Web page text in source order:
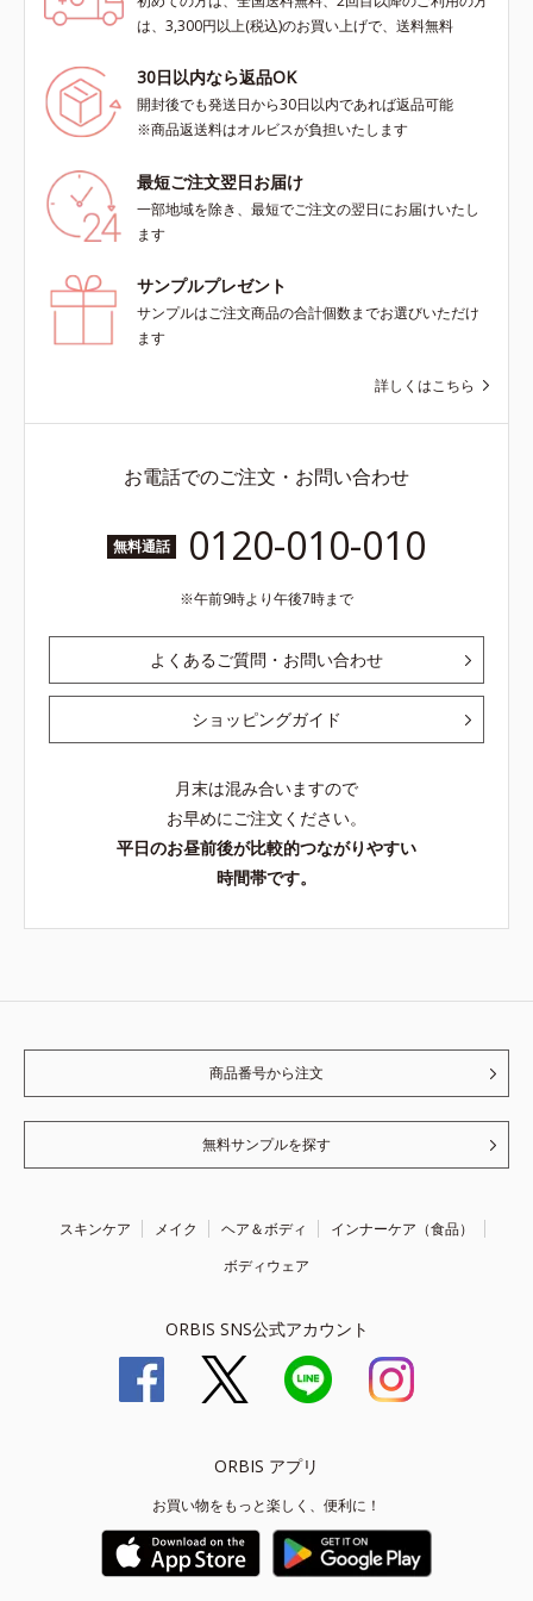
は、3,300円以上(税込)のお買い上げで、送料無料
30日以内なら返品OK
開封後でも発送日から30日以内であれば返品可能
※商品返送料はオルビスが負担いたします
最短ご注文翌日お届け
一部地域を除き、最短でご注文の翌日にお届けいたし
ます
サンプルプレゼント
サンプルはご注文商品の合計個数までお選びいただけ
ます
詳しくはこちら
お電話でのご注文・お問い合わせ
無料通話 0120-010-010
午前9時より午後7時まで
よくあるご質問・お問い合わせ
ショッピングガイド
月末は混み合いますので
お早めにご注文ください。
平日のお昼前後が比較的つながりやすい
時間帯です。
商品番号から注文
無料サンプルを探す
スキンケア メイク ヘア＆ボディ
インナーケア（食品）
ボディウェア
ORBIS SNS公式アカウント
ORBIS アプリ
お買い物をもっと楽しく、便利に！